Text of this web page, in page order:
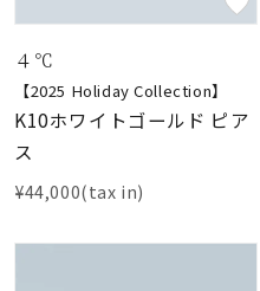
４℃
【2025 Holiday Collection】
K10ホワイトゴールド ピア
ス
¥44,000(tax in)